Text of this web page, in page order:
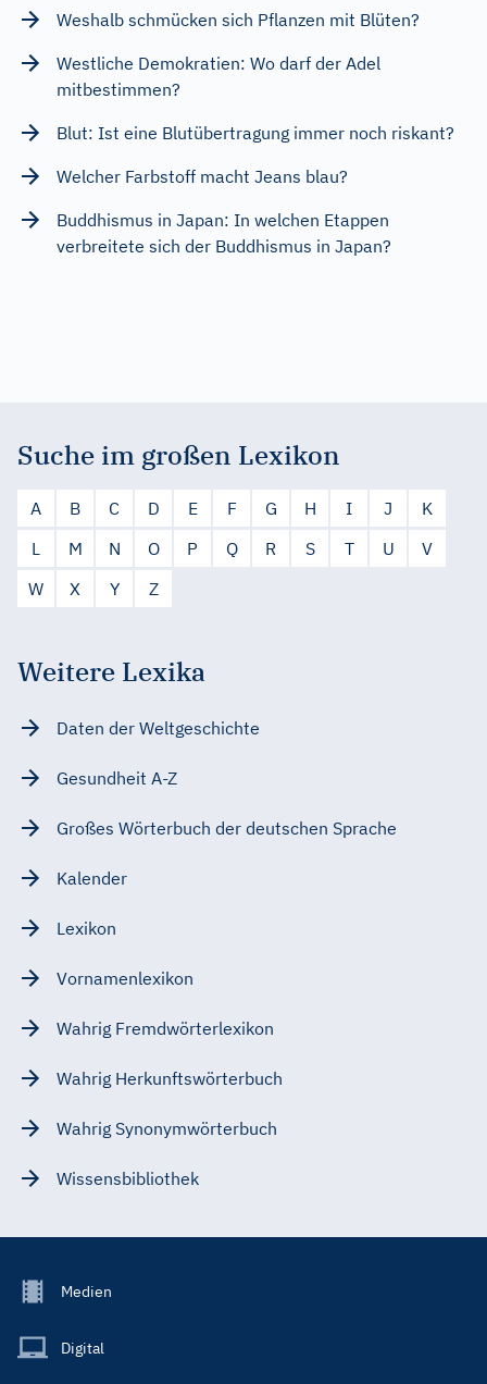
Weshalb schmücken sich Pflanzen mit Blüten?
Westliche Demokratien: Wo darf der Adel
mitbestimmen?
Blut: Ist eine Blutübertragung immer noch riskant?
Welcher Farbstoff macht Jeans blau?
Buddhismus in Japan: In welchen Etappen
verbreitete sich der Buddhismus in Japan?
Suche im großen Lexikon
A B C D E F G H I J
K
L
M N O P Q R S T U
V
W
X Y Z
Weitere Lexika
Daten der Weltgeschichte
Gesundheit A-Z
Großes Wörterbuch der deutschen Sprache
Kalender
Lexikon
Vornamenlexikon
Wahrig Fremdwörterlexikon
Wahrig Herkunftswörterbuch
Wahrig Synonymwörterbuch
Wissensbibliothek
Footer
Main
Medien
Digital